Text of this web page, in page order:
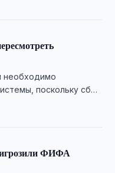
необходимо
поскольку сбои
ФИФА